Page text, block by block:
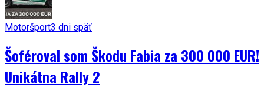
Motoršport3 dni späť
Šoféroval som Škodu Fabia za 300 000 EUR!
Unikátna Rally 2